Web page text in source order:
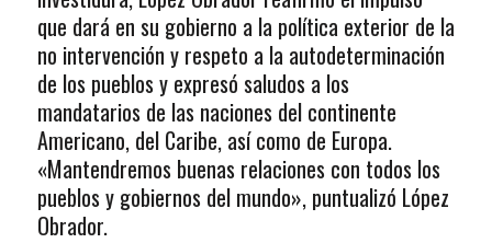
que dará en su gobierno a la política exterior de la
no intervención y respeto a la autodeterminación
de los pueblos y expresó saludos a los
mandatarios de las naciones del continente
Americano, del Caribe, así como de Europa.
«Mantendremos buenas relaciones con todos los
pueblos y gobiernos del mundo», puntualizó López
Obrador.